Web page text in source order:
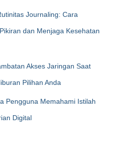
Journaling: Cara
dan Menjaga Kesehatan
Akses Jaringan Saat
Pilihan Anda
Pengguna Memahami Istilah
Digital